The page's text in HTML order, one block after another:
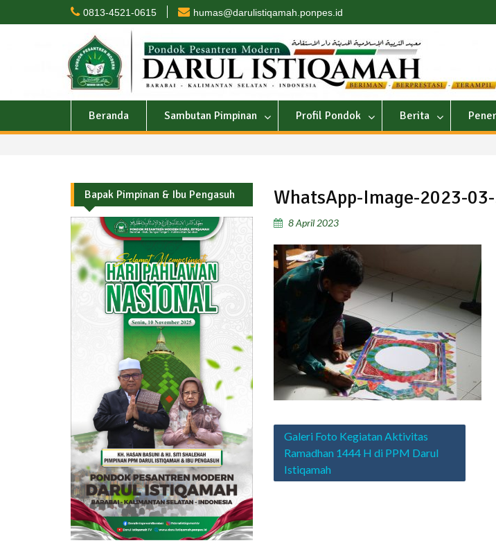
0813-4521-0615 humas@darulistiqamah.ponpes.id
Beranda Sambutan Pimpinan Profil Pondok Berita
WhatsApp-Image-2023-
8 April 2023
Navigasi
pos
Galeri Foto Kegiatan Aktivitas
Ramadhan 1444 H di PPM Darul
Istiqamah
Bapak Pimpinan & Ibu Pengasuh